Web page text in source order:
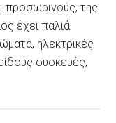
προσωρινούς, της
έχει παλιά
ηλεκτρικές
συσκευές,